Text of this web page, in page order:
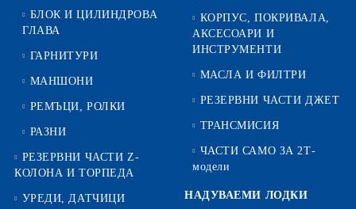
БЛОК И ЦИЛИНДРОВА
ГЛАВА
ГАРНИТУРИ
МАНШОНИ
РЕМЪЦИ, РОЛКИ
РАЗНИ
РЕЗЕРВНИ ЧАСТИ Z-
КОЛОНА И ТОРПЕДА
УРЕДИ, ДАТЧИЦИ
КОРПУС, ПОКРИВАЛА,
АКСЕСОАРИ И
ИНСТРУМЕНТИ
МАСЛА И ФИЛТРИ
РЕЗЕРВНИ ЧАСТИ ДЖЕТ
ТРАНСМИСИЯ
ЧАСТИ САМО ЗА 2Т-
модели
НАДУВАЕМИ ЛОДКИ